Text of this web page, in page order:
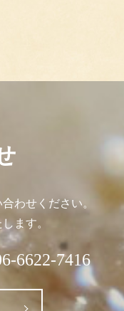
わせください。
ます。
6622-7416